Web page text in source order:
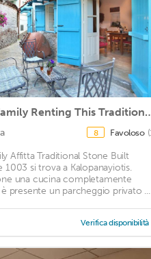
Imagine Your Family Renting This
8 Favoloso
Affitta Traditional Stone Built
1003 si trova a Kalopanayiotis.
una cucina completamente
presente un parcheggio privato ...
Verifica disponibilità